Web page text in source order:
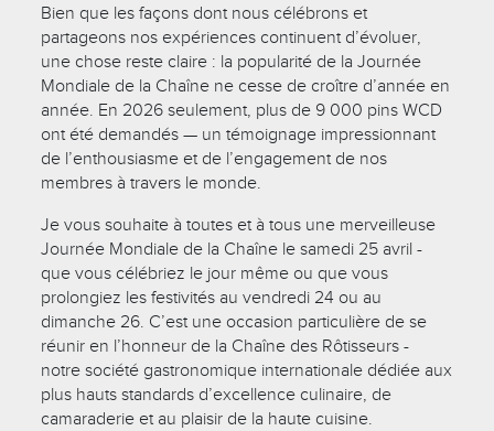
Bien que les façons dont nous célébrons et
partageons nos expériences continuent d’évoluer,
une chose reste claire : la popularité de la Journée
Mondiale de la Chaîne ne cesse de croître d’année en
année. En 2026 seulement, plus de 9 000 pins WCD
ont été demandés — un témoignage impressionnant
de l’enthousiasme et de l’engagement de nos
membres à travers le monde.
Je vous souhaite à toutes et à tous une merveilleuse
Journée Mondiale de la Chaîne le samedi 25 avril -
que vous célébriez le jour même ou que vous
prolongiez les festivités au vendredi 24 ou au
dimanche 26. C’est une occasion particulière de se
réunir en l’honneur de la Chaîne des Rôtisseurs -
notre société gastronomique internationale dédiée aux
plus hauts standards d’excellence culinaire, de
camaraderie et au plaisir de la haute cuisine.